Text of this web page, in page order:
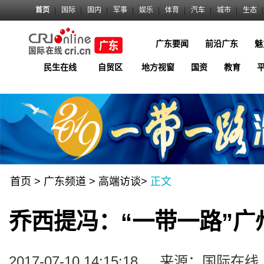
首页 国际 国内 军事 娱乐 体育 汽车 城市 生态
广东要闻 前沿广东
民生在线 自贸区 地方视窗 国资 教育
首页 > 广东频道 > 高端访谈> 正文
乔西提冯：“一带一路”广